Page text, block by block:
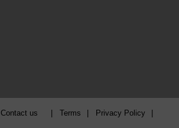
Contact us Terms Privacy Policy